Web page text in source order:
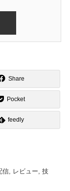
Share
Pocket
feedly
信, レビュー, 技